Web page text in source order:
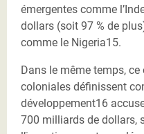
émergentes comme
dollars (soit 97 % de
comme le Nigeria15.
Dans le même temps,
coloniales définissent
développement16
700 milliards de dollars,